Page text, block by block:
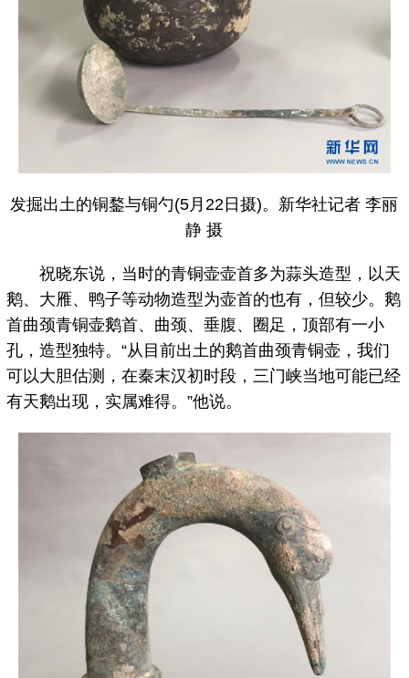
发掘出土的铜鍪与铜勺(5月22日摄)。新华社记者 李丽
静 摄
祝晓东说，当时的青铜壶壶首多为蒜头造型，以天
鹅、大雁、鸭子等动物造型为壶首的也有，但较少。鹅
首曲颈青铜壶鹅首、曲颈、垂腹、圈足，顶部有一小
孔，造型独特。“从目前出土的鹅首曲颈青铜壶，我们
可以大胆估测，在秦末汉初时段，三门峡当地可能已经
有天鹅出现，实属难得。”他说。